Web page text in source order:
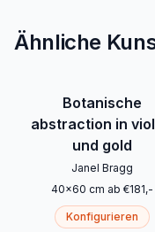
Ähnliche
Botanische
abstraction in
und gold
Janel Bragg
40x60 cm ab €181,-
Konfigurieren